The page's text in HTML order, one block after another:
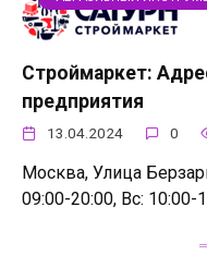
Строймаркет:
предприятия
13.04.2024 0
Москва, Улица
09:00-20:00, Вс: 10:00-